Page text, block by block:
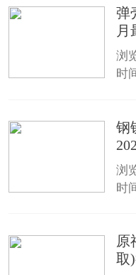
弹
月
浏
时
钢
汇
浏
时
原
取